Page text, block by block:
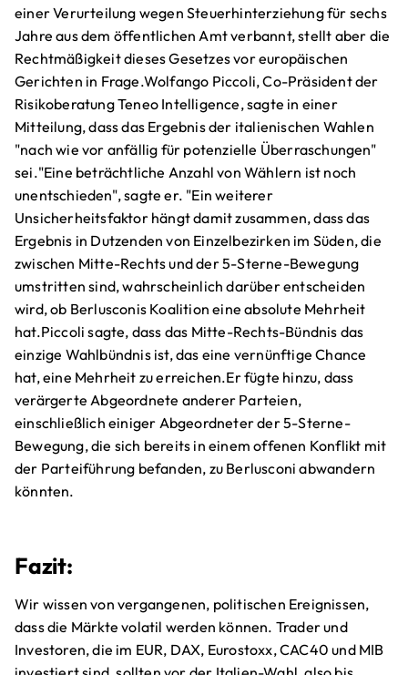
einer Verurteilung wegen Steuerhinterziehung für sechs
Jahre aus dem öffentlichen Amt verbannt, stellt aber die
Rechtmäßigkeit dieses Gesetzes vor europäischen
Gerichten in Frage.Wolfango Piccoli, Co-Präsident der
Risikoberatung Teneo Intelligence, sagte in einer
Mitteilung, dass das Ergebnis der italienischen Wahlen
"nach wie vor anfällig für potenzielle Überraschungen"
sei."Eine beträchtliche Anzahl von Wählern ist noch
unentschieden", sagte er. "Ein weiterer
Unsicherheitsfaktor hängt damit zusammen, dass das
Ergebnis in Dutzenden von Einzelbezirken im Süden, die
zwischen Mitte-Rechts und der 5-Sterne-Bewegung
umstritten sind, wahrscheinlich darüber entscheiden
wird, ob Berlusconis Koalition eine absolute Mehrheit
hat.Piccoli sagte, dass das Mitte-Rechts-Bündnis das
einzige Wahlbündnis ist, das eine vernünftige Chance
hat, eine Mehrheit zu erreichen.Er fügte hinzu, dass
verärgerte Abgeordnete anderer Parteien,
einschließlich einiger Abgeordneter der 5-Sterne-
Bewegung, die sich bereits in einem offenen Konflikt mit
der Parteiführung befanden, zu Berlusconi abwandern
könnten.
Fazit:
Wir wissen von vergangenen, politischen Ereignissen,
dass die Märkte volatil werden können. Trader und
Investoren, die im EUR, DAX, Eurostoxx, CAC40 und MIB